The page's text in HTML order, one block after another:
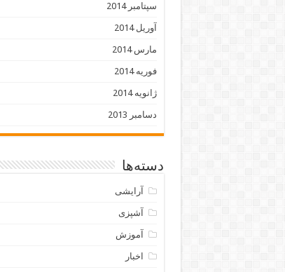
سپتامبر 2014
آوریل 2014
مارس 2014
فوریه 2014
ژانویه 2014
دسامبر 2013
دسته‌ها
آرایشی
آشپزی
آموزش
اخبار